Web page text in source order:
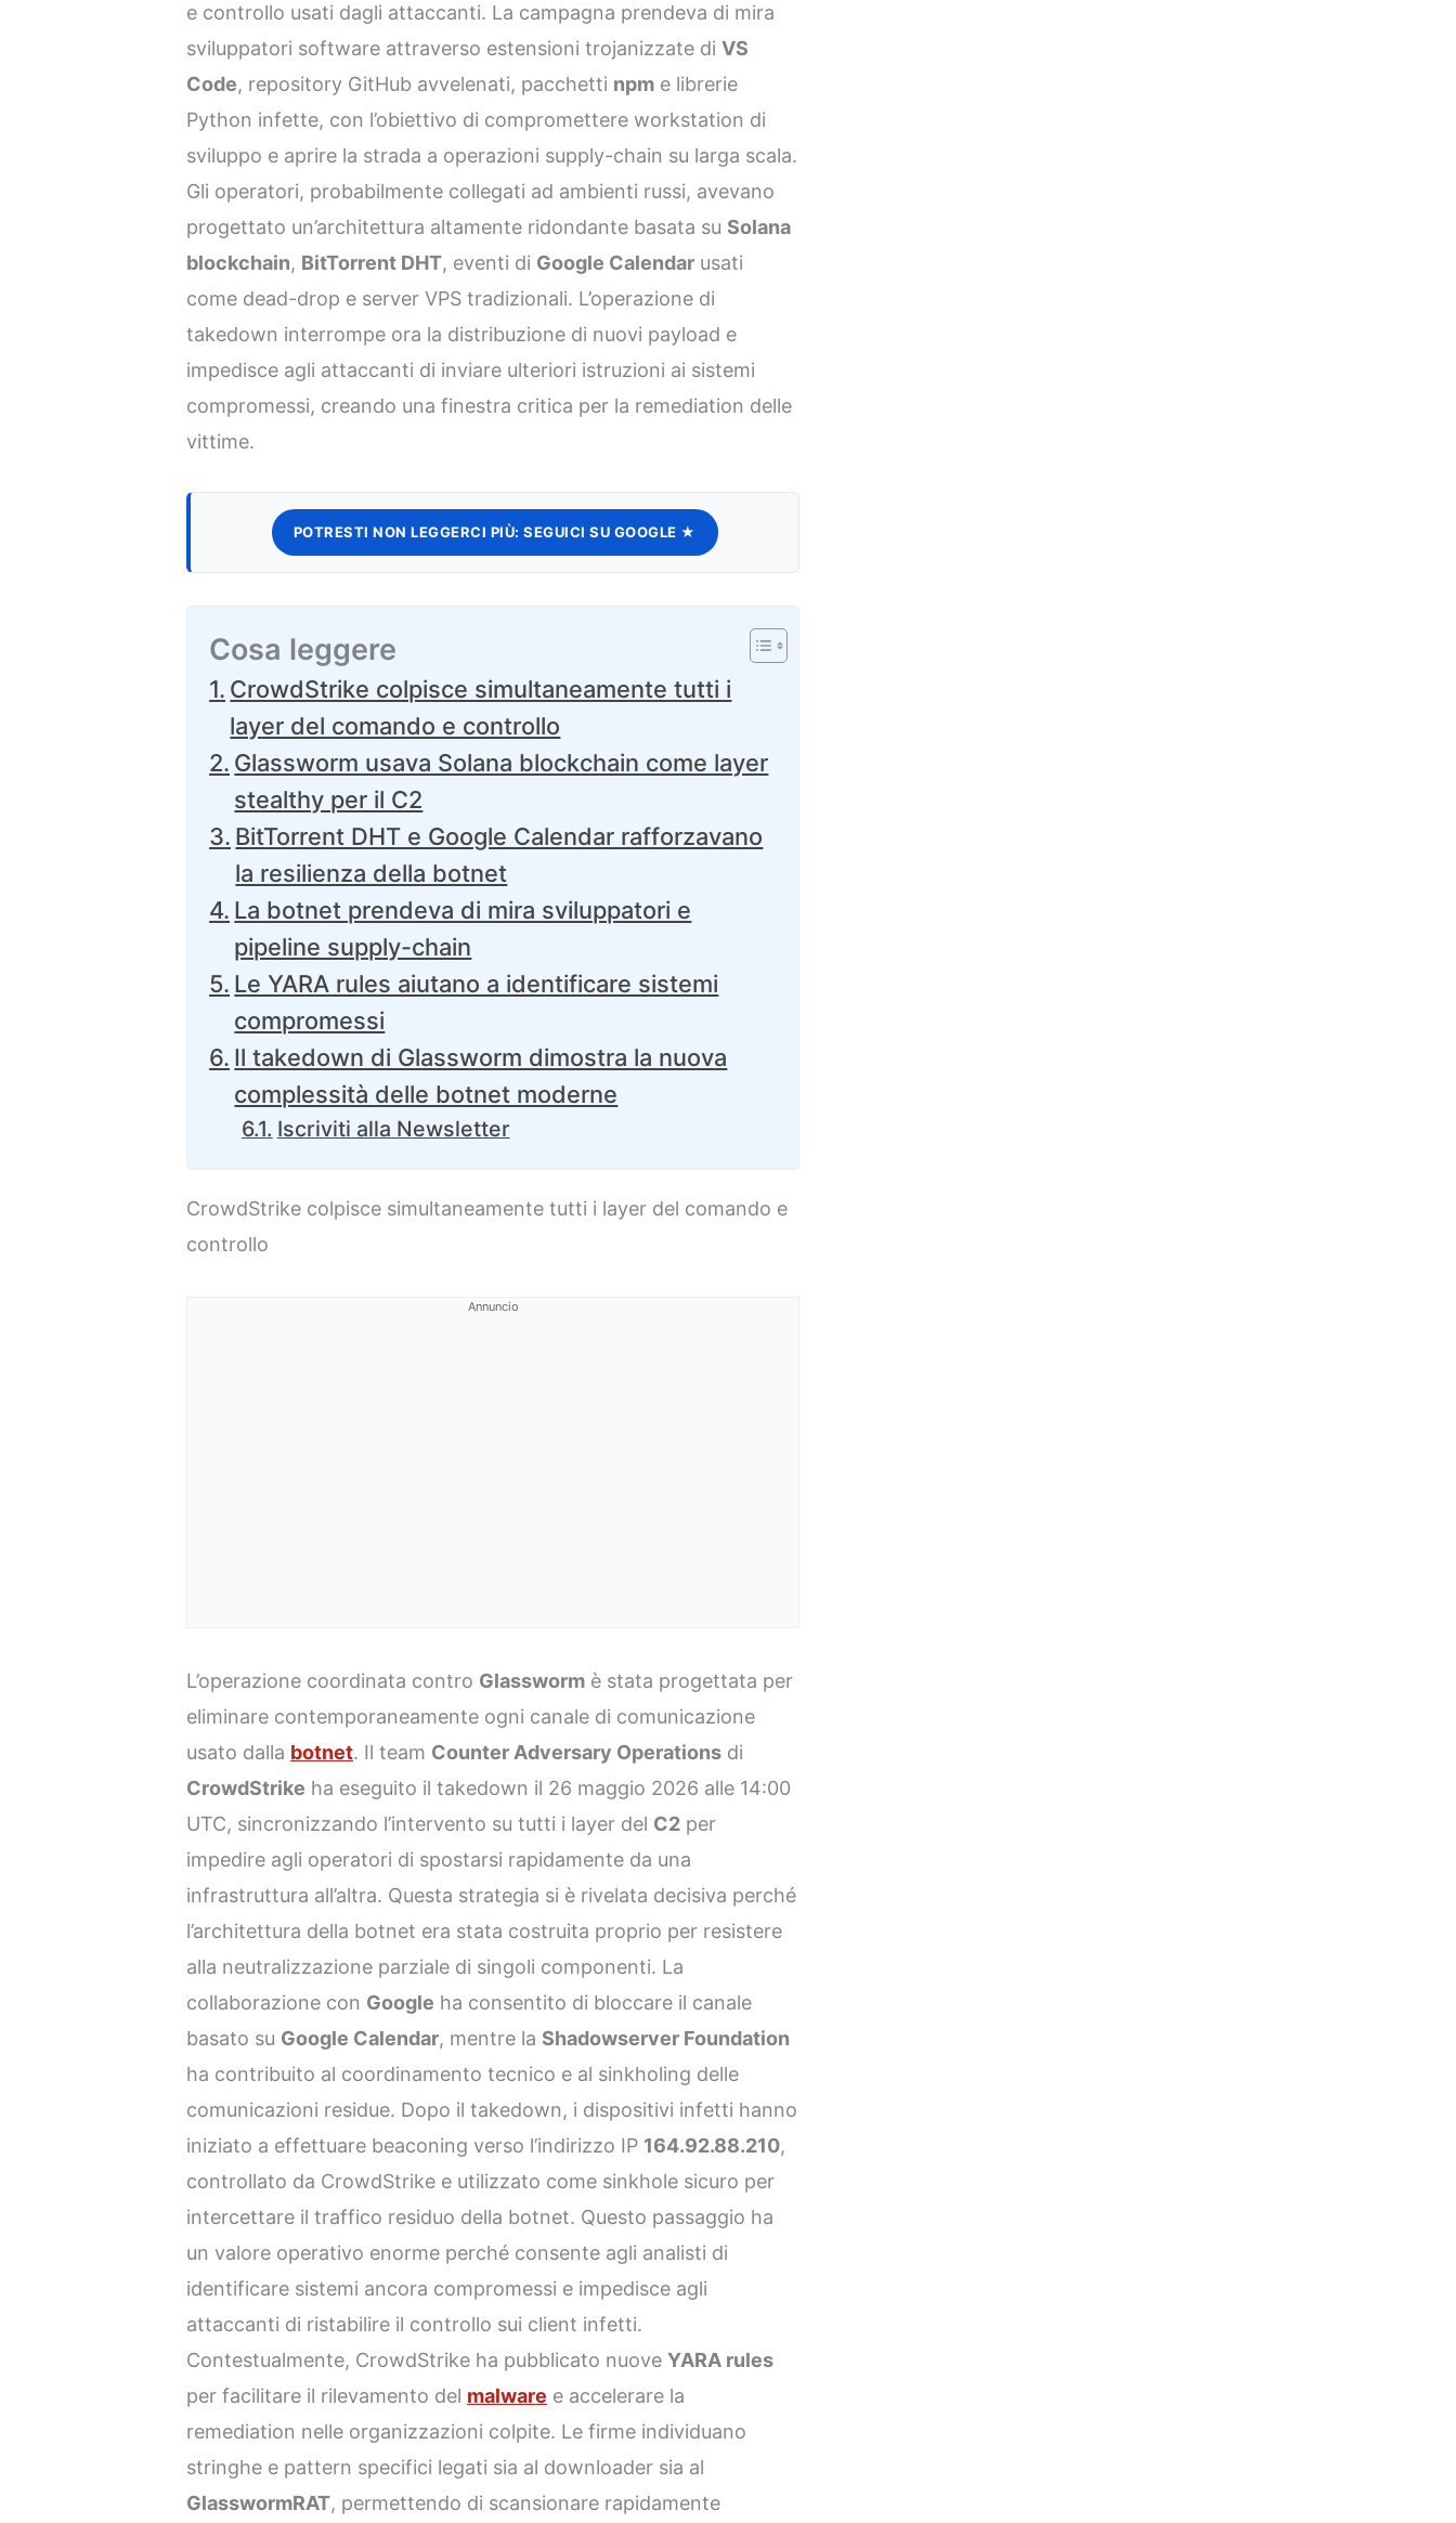
e controllo usati dagli attaccanti. La campagna prendeva di mira
sviluppatori software attraverso estensioni trojanizzate diVS
Code, repository GitHub avvelenati, pacchetti npm e librerie
Python infette, con l’obiettivo di compromettere workstation di
sviluppo e aprire la strada a operazioni supply-chain su larga scala.
Gli operatori, probabilmente collegati ad ambienti russi, avevano
progettato un’architettura altamente ridondante basata su Solana
blockchain, BitTorrent DHT, eventi di Google Calendar usati
come dead-drop e server VPS tradizionali. L’operazione di
takedown interrompe ora la distribuzione di nuovi payload e
impedisce agli attaccanti di inviare ulteriori istruzioni ai sistemi
compromessi, creando una finestra critica per la remediation delle
vittime.
POTRESTI NON LEGGERCI PIÙ: SEGUICI SU GOOGLE ★
Cosa leggere
CrowdStrike colpisce simultaneamente tutti i
layer del comando e controllo
Glassworm usava Solana blockchain come layer
stealthy per il C2
BitTorrent DHT e Google Calendar rafforzavano
la resilienza della botnet
La botnet prendeva di mira sviluppatori e
pipeline supply-chain
Le YARA rules aiutano a identificare sistemi
compromessi
Il takedown di Glassworm dimostra la nuova
complessità delle botnet moderne
Iscriviti alla Newsletter
CrowdStrike colpisce simultaneamente tutti i layer del comando e
controllo
Annuncio
L’operazione coordinata contro Glassworm è stata progettata per
eliminare contemporaneamente ogni canale di comunicazione
usato dalla botnet. Il team Counter Adversary Operations di
CrowdStrike ha eseguito il takedown il 26 maggio 2026 alle 14:00
UTC, sincronizzando l’intervento su tutti i layer del C2 per
impedire agli operatori di spostarsi rapidamente da una
infrastruttura all’altra. Questa strategia si è rivelata decisiva perché
l’architettura della botnet era stata costruita proprio per resistere
alla neutralizzazione parziale di singoli componenti. La
collaborazione con Google ha consentito di bloccare il canale
basato su Google Calendar, mentre la Shadowserver Foundation
ha contribuito al coordinamento tecnico e al sinkholing delle
comunicazioni residue. Dopo il takedown, i dispositivi infetti hanno
iniziato a effettuare beaconing verso l’indirizzo IP 164.92.88.210,
controllato da CrowdStrike e utilizzato come sinkhole sicuro per
intercettare il traffico residuo della botnet. Questo passaggio ha
un valore operativo enorme perché consente agli analisti di
identificare sistemi ancora compromessi e impedisce agli
attaccanti di ristabilire il controllo sui client infetti.
Contestualmente, CrowdStrike ha pubblicato nuoveYARA rules
per facilitare il rilevamento del malware e accelerare la
remediation nelle organizzazioni colpite. Le firme individuano
stringhe e pattern specifici legati sia al downloader sia al
GlasswormRAT, permettendo di scansionare rapidamente